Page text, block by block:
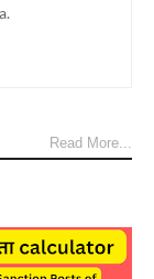
Read More...